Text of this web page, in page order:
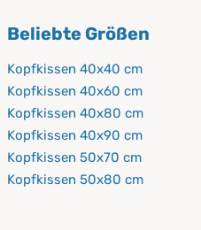
Verspannungen
dreimal im Jahr bei 60°
Beliebte Größen
Kopfkissen 40x40 cm
Kopfkissen 40x60 cm
Kopfkissen 40x80 cm
Kopfkissen 40x90 cm
Kopfkissen 50x70 cm
Kopfkissen 50x80 cm